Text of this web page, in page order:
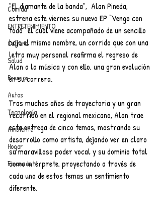
Comida
ENTRETENIMIENTO
Cultura
Salud
Premios
Autos
Tecnología
Ambiente
Hogar
Finanzas
"El diamante de la banda",  Alan Pineda,
estrena este viernes su nuevo EP “Vengo con
todo” el cual viene acompañado de un sencillo
bajo el mismo nombre, un corrido que con una
letra muy personal reafirma el regreso de
Alan a la música y con ello, una gran evolución
en su carrera.
Tras muchos años de trayectoria y un gran
recorrido en el regional mexicano, Alan trae
esta entrega de cinco temas, mostrando su
desarrollo como artista, dejando ver en claro
su maravilloso poder vocal y su dominio total
como intérprete, proyectando a través de
cada uno de estos temas un sentimiento
diferente.